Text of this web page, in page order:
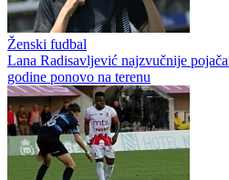
Ženski fudbal
Lana Radisavljević najzvučnije
godine ponovo na terenu